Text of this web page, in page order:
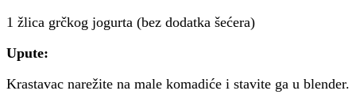
1 žlica grčkog jogurta (bez dodatka šećera)
Upute:
Krastavac narežite na male komadiće i stavite ga u blender.